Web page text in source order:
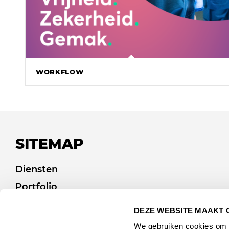
DEZE WEBSITE MAAKT
We gebruiken cookies
WORKFLOW
SITEMAP
Diensten
Portfolio